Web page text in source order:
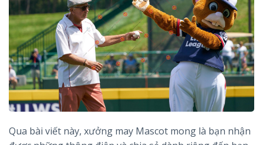
Qua bài viết này, xưởng may Mascot mong là bạn nhận